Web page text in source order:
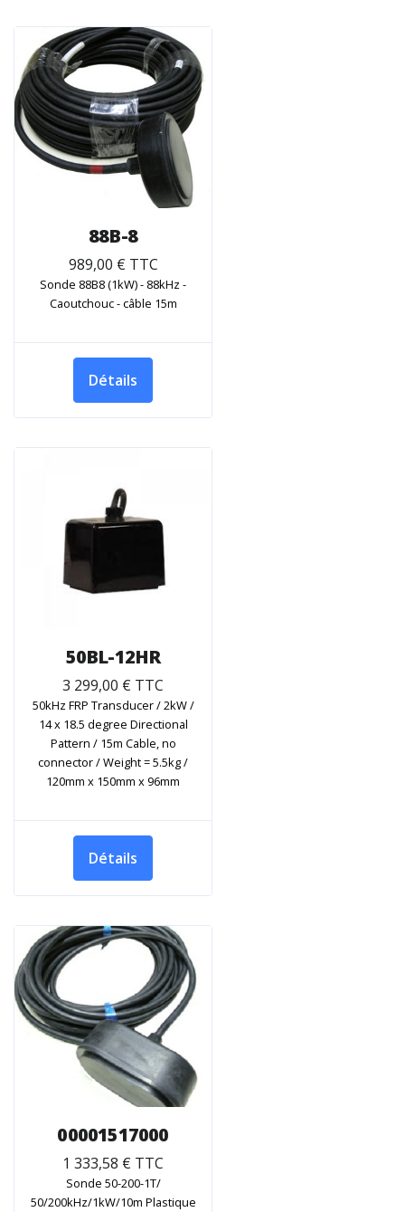
88B-8
989,00 € TTC
Sonde 88B8 (1kW) - 88kHz -
Caoutchouc - câble 15m
Détails
50BL-12HR
3 299,00 € TTC
50kHz FRP Transducer / 2kW /
14 x 18.5 degree Directional
Pattern / 15m Cable, no
connector / Weight = 5.5kg /
120mm x 150mm x 96mm
Détails
00001517000
1 333,58 € TTC
Sonde 50-200-1T/
50/200kHz/1kW/10m Plastique